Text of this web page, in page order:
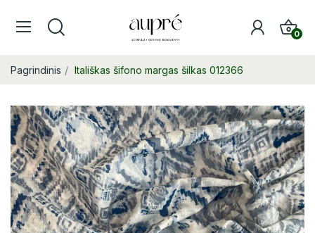
0
Pagrindinis Itališkas šifono margas šilkas 012366